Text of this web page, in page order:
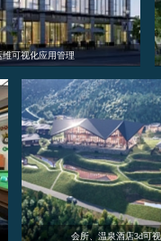
家乐3d可视化建模数字孪生系统
化数字孪生系统